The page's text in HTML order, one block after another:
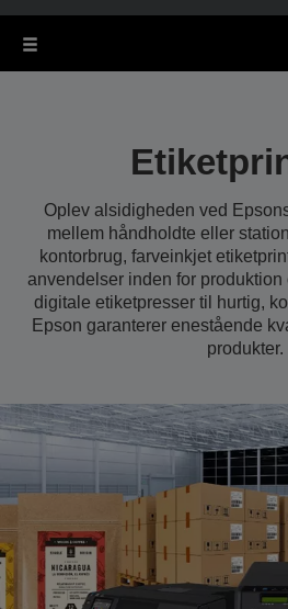
Oplev alsidigheden ved
mellem håndholdte eller
kontorbrug, farveinkjet
anvendelser inden for
digitale etiketpresser til hurtig,
Epson garanterer enestående
produkter.